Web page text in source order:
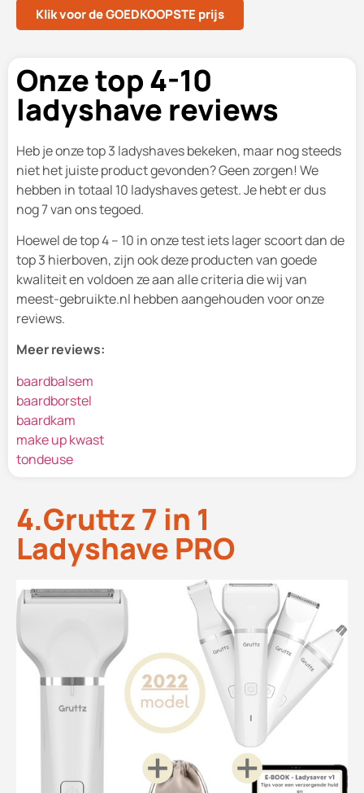
Klik voor de GOEDKOOPSTE prijs
Onze top 4-10
ladyshave reviews
Heb je onze top 3 ladyshaves bekeken, maar nog steeds
niet het juiste product gevonden? Geen zorgen! We
hebben in totaal 10 ladyshaves getest. Je hebt er dus
nog 7 van ons tegoed.
Hoewel de top 4 – 10 in onze test iets lager scoort dan de
top 3 hierboven, zijn ook deze producten van goede
kwaliteit en voldoen ze aan alle criteria die wij van
meest-gebruikte.nl hebben aangehouden voor onze
reviews.
Meer reviews:
baardbalsem
baardborstel
baardkam
make up kwast
tondeuse
4.Gruttz 7 in 1
Ladyshave PRO